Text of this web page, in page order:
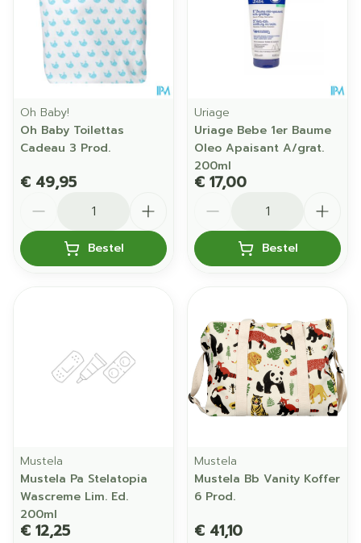
Oh Baby!
Oh Baby Toilettas
Cadeau 3 Prod.
€ 49,95
Bestel
Uriage
Uriage Bebe 1er Baume
Oleo Apaisant A/grat.
200ml
€ 17,00
Bestel
Mustela
Mustela Pa Stelatopia
Wascreme Lim. Ed.
200ml
€ 12,25
Mustela
Mustela Bb Vanity Koffer
6 Prod.
€ 41,10